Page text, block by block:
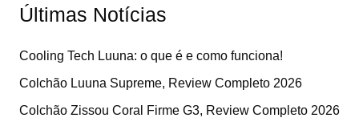
Últimas Notícias
Cooling Tech Luuna: o que é e como funciona!
Colchão Luuna Supreme, Review Completo 2026
Colchão Zissou Coral Firme G3, Review Completo 2026